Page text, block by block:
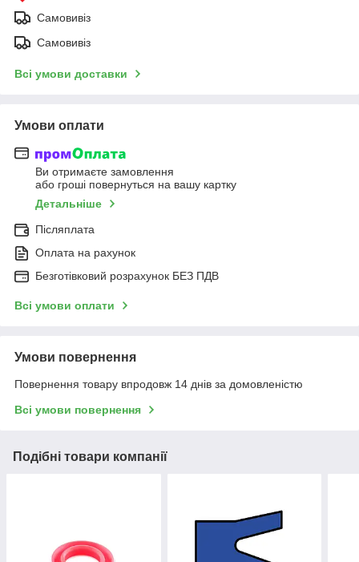
Самовивіз
Самовивіз
Всі умови доставки
Умови оплати
Ви отримаєте замовлення
або гроші повернуться на вашу картку
Детальніше
Післяплата
Оплата на рахунок
Безготівковий розрахунок БЕЗ ПДВ
Всі умови оплати
Умови повернення
Повернення товару впродовж 14 днів за домовленістю
Всі умови повернення
Подібні товари компанії